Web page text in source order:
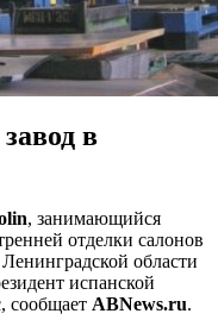
в
, занимающийся
отделки салонов
области
испанской
сообщает ABNews.ru.